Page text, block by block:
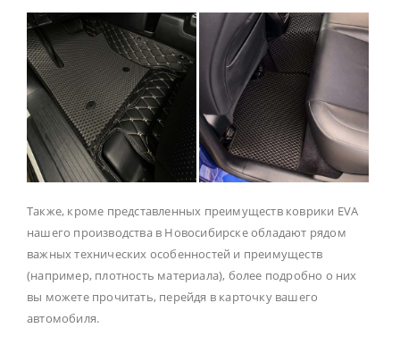
Также, кроме представленных преимуществ коврики EVA
нашего производства в Новосибирске обладают рядом
важных технических особенностей и преимуществ
(например, плотность материала), более подробно о них
вы можете прочитать, перейдя в карточку вашего
автомобиля.